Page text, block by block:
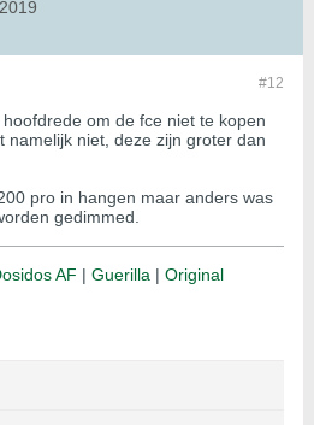
#12
om de fce niet te kopen
namelijk niet, deze zijn groter dan
pro in hangen maar anders was
gedimmed.
AF | Guerilla | Original